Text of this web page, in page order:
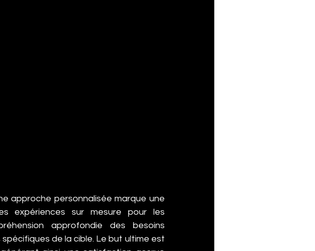
approche personnalisée marque une
expériences sur mesure pour les
approfondie des besoins
de la cible. Le but ultime est